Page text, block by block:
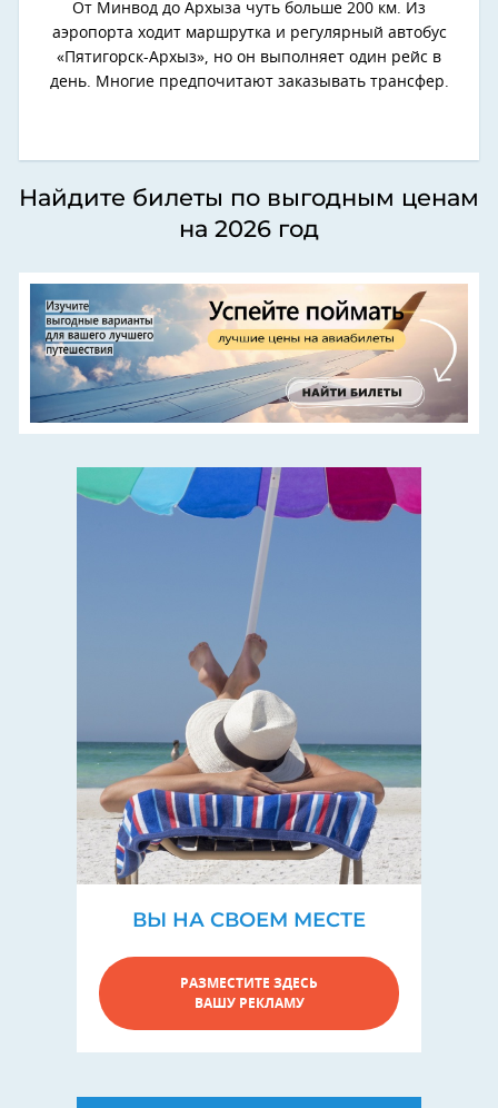
От Минвод до Архыза чуть больше 200 км. Из
аэропорта ходит маршрутка и регулярный автобус
«Пятигорск-Архыз», но он выполняет один рейс в
день. Многие предпочитают заказывать трансфер.
Найдите билеты по выгодным ценам
на 2026 год
ВЫ НА СВОЕМ МЕСТЕ
РАЗМЕСТИТЕ ЗДЕСЬ
ВАШУ РЕКЛАМУ